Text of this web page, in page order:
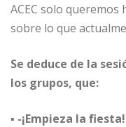
ACEC solo
sobre lo que
Se deduce de la
los grupos, que:
▪ -¡Empieza la